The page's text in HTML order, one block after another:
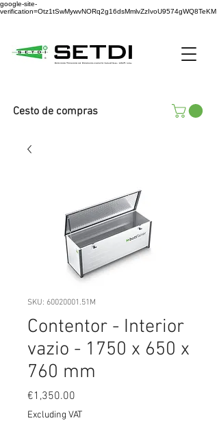
google-site-
verification=Otz1tSwMywvNORq2g16dsMmlvZzIvoU9574gWQ8TeKM
Cesto de compras
SKU: 60020001.51M
Contentor - Interior
vazio - 1750 x 650 x
760 mm
€1,350.00
Excluding VAT